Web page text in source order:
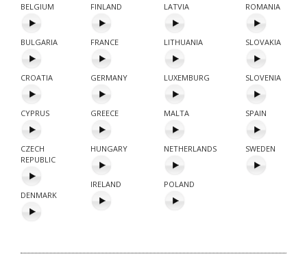
BELGIUM
BULGARIA
CROATIA
CYPRUS
CZECH
REPUBLIC
DENMARK
FINLAND
FRANCE
GERMANY
GREECE
HUNGARY
IRELAND
LATVIA
LITHUANIA
LUXEMBURG
MALTA
NETHERLANDS
POLAND
ROMANIA
SLOVAKIA
SLOVENIA
SPAIN
SWEDEN